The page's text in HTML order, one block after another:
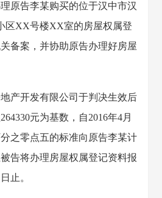
原告李某购买的位于汉中市汉
区XX号楼XX室的房屋权属登
备案，并协助原告办理好房屋
产开发有限公司于判决生效后
元为基数，自2016年4月
之零点五的标准向原告李某计
告将办理房屋权属登记资料报
止。